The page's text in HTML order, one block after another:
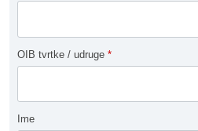
OIB tvrtke / udruge *
Ime